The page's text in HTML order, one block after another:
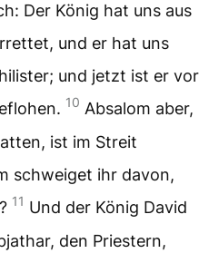
Der König hat uns aus
und er hat uns
und jetzt ist er vor
10 Absalom aber,
ist im Streit
schweiget ihr davon,
11 Und der König David
den Priestern,